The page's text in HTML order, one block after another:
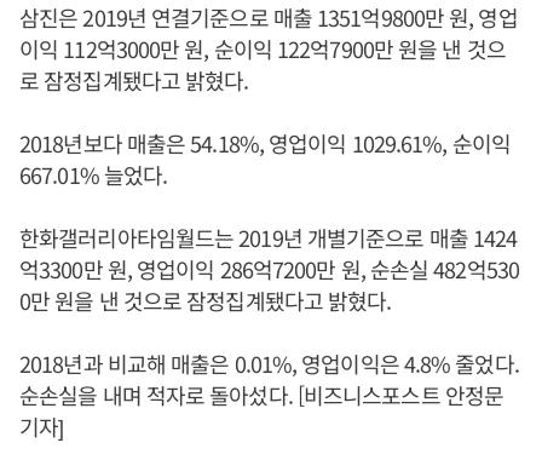
삼진은 2019년 연결기준으로 매출 1351억9800만 원, 영업
이익 112억3000만 원, 순이익 122억7900만 원을 낸 것으
로 잠정집계됐다고 밝혔다.
2018년보다 매출은 54.18%, 영업이익 1029.61%, 순이익
667.01% 늘었다.
한화갤러리아타임월드는 2019년 개별기준으로 매출 1424
억3300만 원, 영업이익 286억7200만 원, 순손실 482억530
0만 원을 낸 것으로 잠정집계됐다고 밝혔다.
2018년과 비교해 매출은 0.01%, 영업이익은 4.8% 줄었다.
순손실을 내며 적자로 돌아섰다. [비즈니스포스트 안정문
기자]